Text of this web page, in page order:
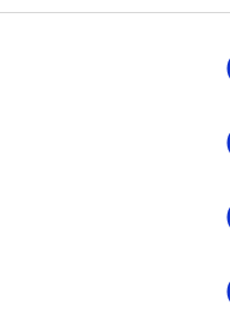
Stanzmaschine
mit vielen Löchern